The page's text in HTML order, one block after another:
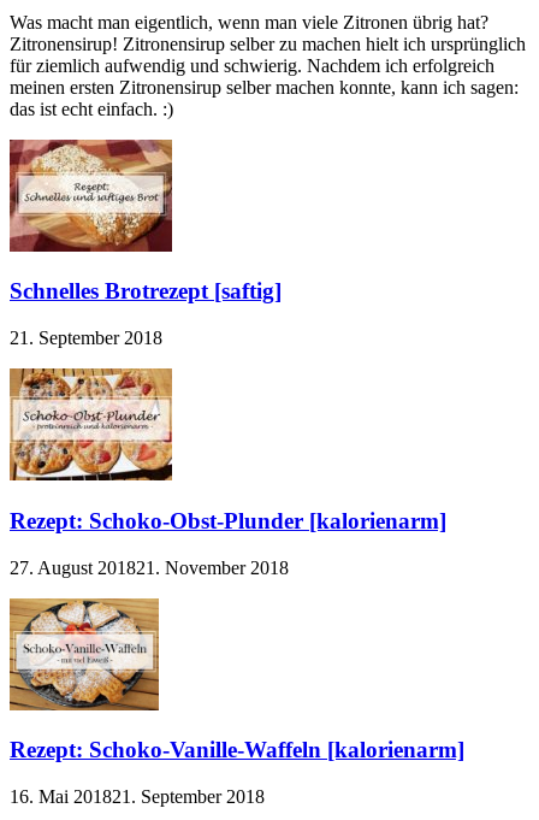
Was macht man eigentlich, wenn man viele Zitronen übrig hat?
Zitronensirup! Zitronensirup selber zu machen hielt ich ursprünglich
für ziemlich aufwendig und schwierig. Nachdem ich erfolgreich
meinen ersten Zitronensirup selber machen konnte, kann ich sagen:
das ist echt einfach. :)
Schnelles Brotrezept [saftig]
21. September 2018
Rezept: Schoko-Obst-Plunder [kalorienarm]
27. August 201821. November 2018
Rezept: Schoko-Vanille-Waffeln [kalorienarm]
16. Mai 201821. September 2018